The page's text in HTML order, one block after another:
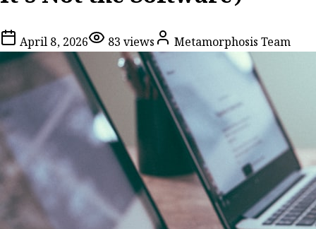
April 8, 2026 83 views Metamorphosis Team